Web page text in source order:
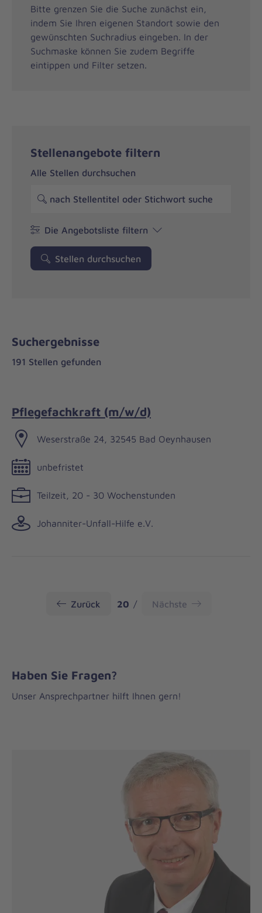
Bitte grenzen Sie die Suche zunächst ein,
indem Sie Ihren eigenen Standort sowie den
gewünschten Suchradius eingeben. In der
Suchmaske können Sie zudem Begriffe
eintippen und Filter setzen.
Stellenangebote filtern
Alle Stellen durchsuchen
Die Angebotsliste filtern
Stellen durchsuchen
Suchergebnisse
191 Stellen gefunden
Pflegefachkraft (m/w/d)
Weserstraße 24, 32545 Bad Oeynhausen
unbefristet
Teilzeit, 20 - 30 Wochenstunden
Johanniter-Unfall-Hilfe e.V.
Zurück Seite
20 Nächste
Haben Sie Fragen?
Unser Ansprechpartner hilft Ihnen gern!